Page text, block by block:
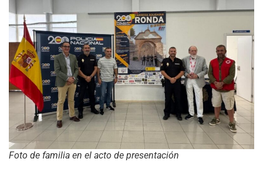
Foto de familia en el acto de presentación